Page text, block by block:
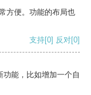
方便。功能的布局也
支持[0] 反对[0]
能，比如增加一个自